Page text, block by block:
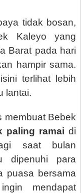
tidak bosan,
Kaleyo yang
Barat pada hari
hampir sama.
terlihat lebih
lantai.
membuat Bebek
paling ramai di
saat bulan
dipenuhi para
puasa bersama
mendapat